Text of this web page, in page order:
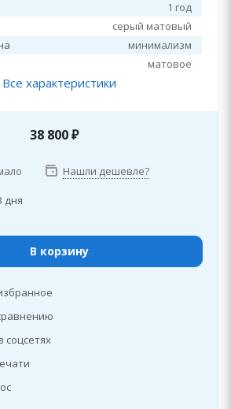
1 год
серый матовый
минимализм
матовое
Все характеристики
38 800₽
Нашли дешевле?
дня
В корзину
соцсетях